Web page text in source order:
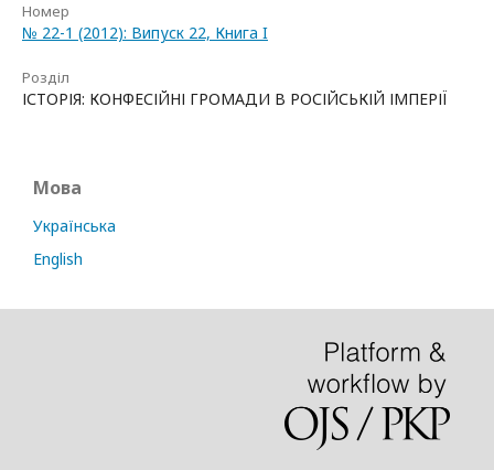
Номер
№ 22-1 (2012): Випуск 22, Книга I
Розділ
ІСТОРІЯ: КОНФЕСІЙНІ ГРОМАДИ В РОСІЙСЬКІЙ ІМПЕРІЇ
Мова
Українська
English